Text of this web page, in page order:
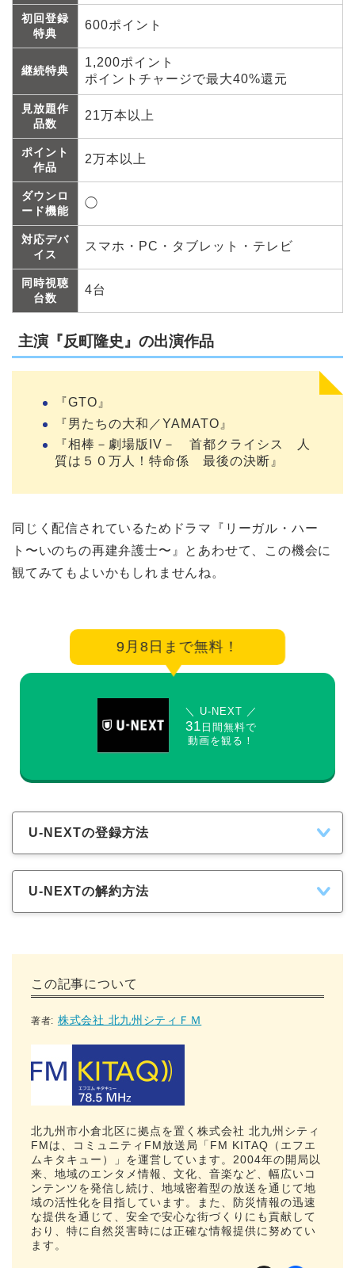
初回登録
特典
600ポイント
継続特典
1,200ポイント
ポイントチャージで最大40%還元
見放題作
品数
21万本以上
ポイント
作品
2万本以上
ダウンロ
ード機能
◯
対応デバ
イス
スマホ・PC・タブレット・テレビ
同時視聴
台数
4台
主演『反町隆史』の出演作品
『GTO』
『男たちの大和／YAMATO』
『相棒－劇場版IV－ 首都クライシス 人
質は５０万人！特命係 最後の決断』
同じく配信されているためドラマ『リーガル・ハー
ト〜いのちの再建弁護士〜』とあわせて、この機会に
観てみてもよいかもしれませんね。
9月8日まで無料！
＼ U-NEXT ／
31 日間無料で
動画を観る！
U-NEXTの登録方法
U-NEXTの解約方法
この記事について
著者: 株式会社 北九州シティＦＭ
北九州市小倉北区に拠点を置く株式会社 北九州シティ
FMは、コミュニティFM放送局「FM KITAQ（エフエ
ムキタキュー）」を運営しています。2004年の開局以
来、地域のエンタメ情報、文化、音楽など、幅広いコ
ンテンツを発信し続け、地域密着型の放送を通じて地
域の活性化を目指しています。また、防災情報の迅速
な提供を通じて、安全で安心な街づくりにも貢献して
おり、特に自然災害時には正確な情報提供に努めてい
ます。